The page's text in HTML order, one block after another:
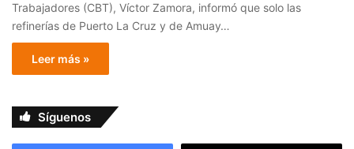
Trabajadores (CBT), Víctor Zamora, informó que solo las
refinerías de Puerto La Cruz y de Amuay…
Leer más »
Síguenos